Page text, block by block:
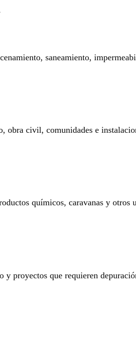
saneamiento,
obra civil, comunidades e
químicos, caravanas y otros
proyectos que requieren